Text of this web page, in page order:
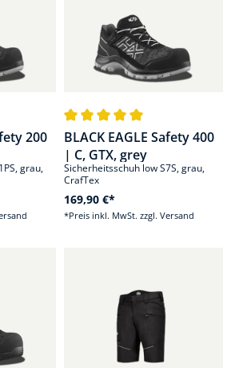
von 4.9 von 5 Sternen
200
grau,
Durchschnittliche Bewertung
BLACK EAGLE Safety 400
| C, GTX, grey
Sicherheitsschuh low S7S, grau,
CrafTex
169,90 €*
*Preis inkl. MwSt. zzgl. Versand